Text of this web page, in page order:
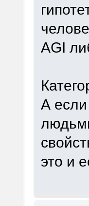
AGI
А
это и